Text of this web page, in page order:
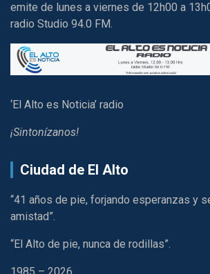
emite de lunes a viernes de 12h00 a
radio Studio 94.0 FM.
‘El Alto es Noticia’ radio
¡Sintonízanos!
Ciudad de El Alto
“41 años de pie, forjando esperanzas y
amistad”.
“El Alto de pie, nunca de rodillas”.